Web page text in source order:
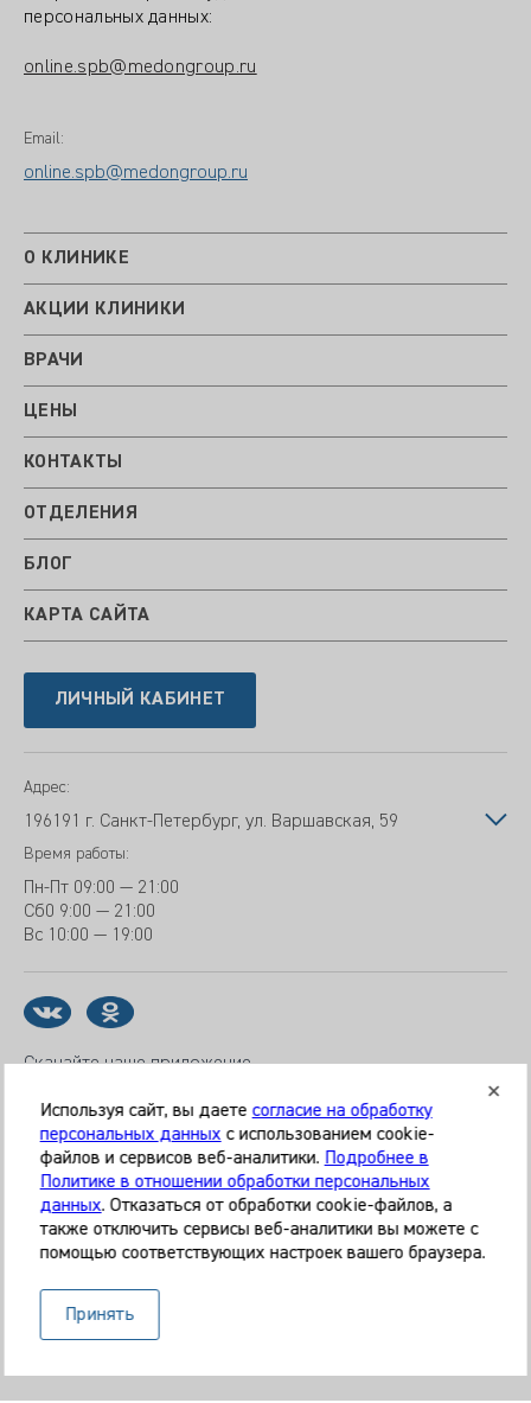
персональных данных:
online.spb@medongroup.ru
Email:
online.spb@medongroup.ru
О КЛИНИКЕ
АКЦИИ КЛИНИКИ
ВРАЧИ
ЦЕНЫ
КОНТАКТЫ
ОТДЕЛЕНИЯ
БЛОГ
КАРТА САЙТА
ЛИЧНЫЙ КАБИНЕТ
Адрес:
196191 г. Санкт-Петербург, ул. Варшавская, 59
Время работы:
Пн-Пт 09:00 — 21:00
Сб0 9:00 — 21:00
Вс 10:00 — 19:00
Скачайте наше приложение
© 2026 Клиника «МЕДИКАЛ ОН ГРУП»
Все права защищены
Информация, представленная на сайте, является
постановки диагноза, назначения лечения. Необходима
очная консультация специалиста. Используя данный сайт,
вы даёте согласие на обработку ваших данных сервисом
Используя сайт, вы даете согласие на обработку
персональных данныхс использованием cookie-
файлов и сервисов веб-аналитики. Подробнее в
Политике в отношении обработки персональных
данных. Отказаться от обработки cookie-файлов, а
также отключить сервисы веб-аналитики вы можете с
помощью соответствующих настроек вашего браузера.
Принять